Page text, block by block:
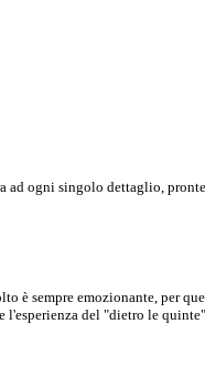
ad ogni singolo dettaglio,
sempre emozionante, per
del "dietro le quinte".